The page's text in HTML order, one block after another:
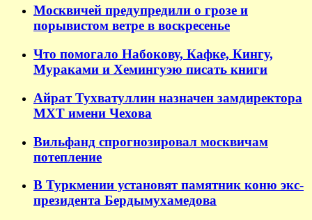
Москвичей предупредили о грозе и
порывистом ветре в воскресенье
Что помогало Набокову, Кафке, Кингу,
Мураками и Хемингуэю писать книги
Айрат Тухватуллин назначен замдиректора
МХТ имени Чехова
Вильфанд спрогнозировал москвичам
потепление
В Туркмении установят памятник коню экс-
президента Бердымухамедова